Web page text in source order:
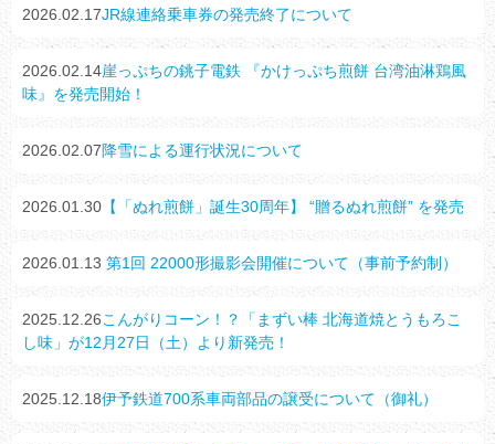
2026.02.17JR線連絡乗車券の発売終了について
2026.02.14崖っぷちの銚子電鉄 『かけっぷち煎餅 台湾油淋鶏風
味』を発売開始！
2026.02.07降雪による運行状況について
2026.01.30 【「ぬれ煎餅」誕生30周年】 “贈るぬれ煎餅” を発売
2026.01.13 第1回 22000形撮影会開催について（事前予約制）
2025.12.26こんがりコーン！？「まずい棒 北海道焼とうもろこ
し味」が12月27日（土）より新発売！
2025.12.18伊予鉄道700系車両部品の譲受について（御礼）